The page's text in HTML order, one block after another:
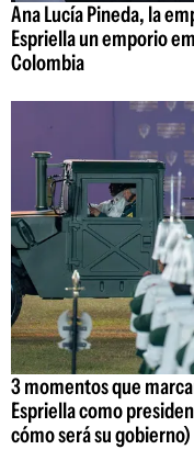
Ana Lucía Pineda, la
Espriella un emporio
Colombia
3 momentos que
Espriella como
cómo será su gobierno)